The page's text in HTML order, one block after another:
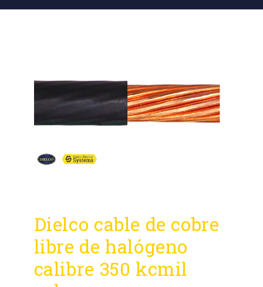
Dielco cable de cobre
libre de halógeno
calibre 350 kcmil